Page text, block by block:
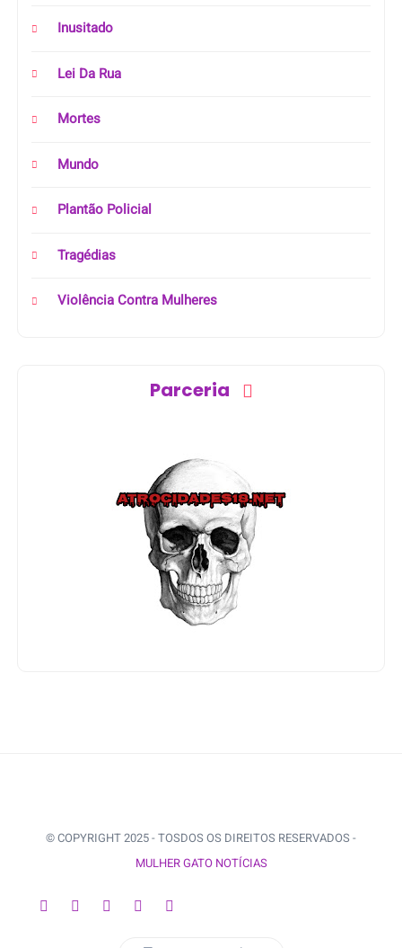
Inusitado
Lei Da Rua
Mortes
Mundo
Plantão Policial
Tragédias
Violência Contra Mulheres
Parceria
© COPYRIGHT 2025 - TOSDOS OS DIREITOS RESERVADOS -
MULHER GATO NOTÍCIAS